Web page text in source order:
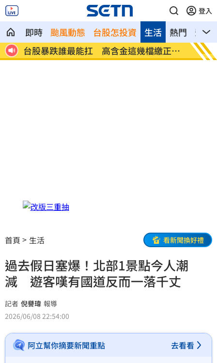
登入
即時 颱風動態 台股怎投資 熱門 影音
生活
報
Q2獲利年增221% 愛普*EPS衝4.18元！ 宏福
首頁 生活 看新聞換好禮
過去假日塞爆！北部1景點今人潮
減 遊客嘆有國道反而一落千丈
記者 倪譽瑋 報導
2026/06/08 22:54:00
阿立幫你摘要新聞重點 去看看